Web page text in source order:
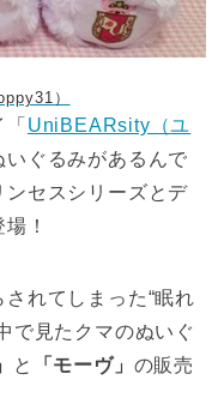
）
UniBEARsity（ユ
いぐるみがあるんで
セスシリーズとデ
！
れてしまった“眠れ
で見たクマのぬいぐ
と 「モーヴ」 の販売